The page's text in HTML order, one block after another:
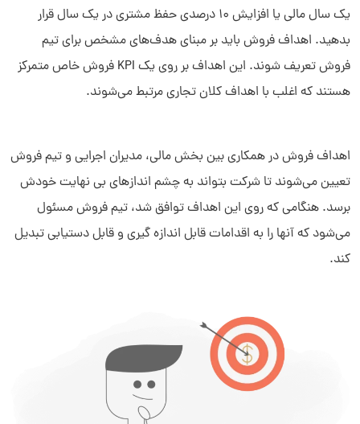
یک سال مالی یا افزایش 10 درصدی حفظ مشتری در یک سال قرار
بدهید. اهداف فروش باید بر مبنای هدف‌های مشخص برای تیم
فروش تعریف شوند. این اهداف بر روی یک KPI فروش خاص متمرکز
هستند که اغلب با اهداف کلان تجاری مرتبط می‌شوند.
اهداف فروش در همکاری بین بخش مالی، مدیران اجرایی و تیم فروش
تعیین می‌شوند تا شرکت بتواند به چشم اندازهای بی نهایت خودش
برسد. هنگامی که روی این اهداف توافق شد، تیم فروش مسئول
می‌شود که آنها را به اقدامات قابل اندازه گیری و قابل دستیابی تبدیل
کند.